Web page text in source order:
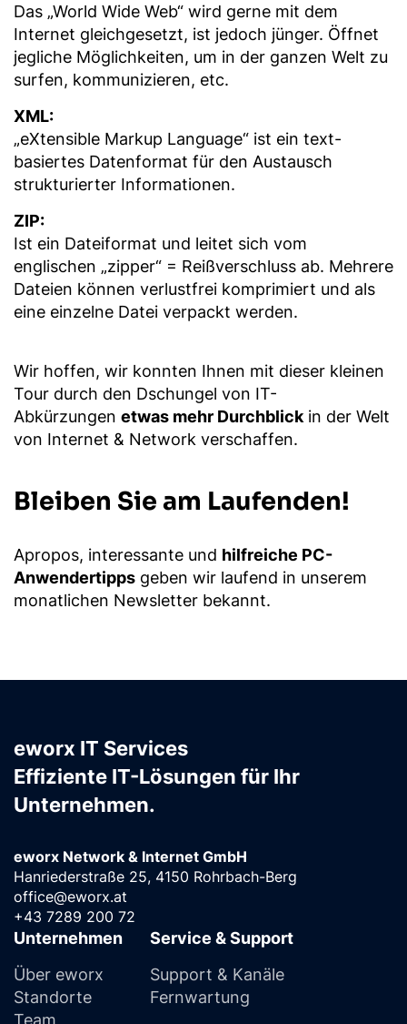
Das „World Wide Web“ wird gerne mit dem
Internet gleichgesetzt, ist jedoch jünger. Öffnet
jegliche Möglichkeiten, um in der ganzen Welt zu
surfen, kommunizieren, etc.
XML:
„eXtensible Markup Language“ ist ein text-
basiertes Datenformat für den Austausch
strukturierter Informationen.
ZIP:
Ist ein Dateiformat und leitet sich vom
englischen „zipper“ = Reißverschluss ab. Mehrere
Dateien können verlustfrei komprimiert und als
eine einzelne Datei verpackt werden.
Wir hoffen, wir konnten Ihnen mit dieser kleinen
Tour durch den Dschungel von IT-
Abkürzungen etwas mehr Durchblick in der Welt
von Internet & Network verschaffen.
Bleiben Sie am Laufenden!
Apropos, interessante und hilfreiche PC-
Anwendertipps geben wir laufend in unserem
monatlichen Newsletter bekannt.
eworx IT Services
Effiziente IT-Lösungen für Ihr
Unternehmen.
eworx Network & Internet GmbH
Hanriederstraße 25, 4150 Rohrbach-Berg
office@eworx.at
+43 7289 200 72
Unternehmen
Über eworx
Standorte
Team
Service & Support
Support & Kanäle
Fernwartung